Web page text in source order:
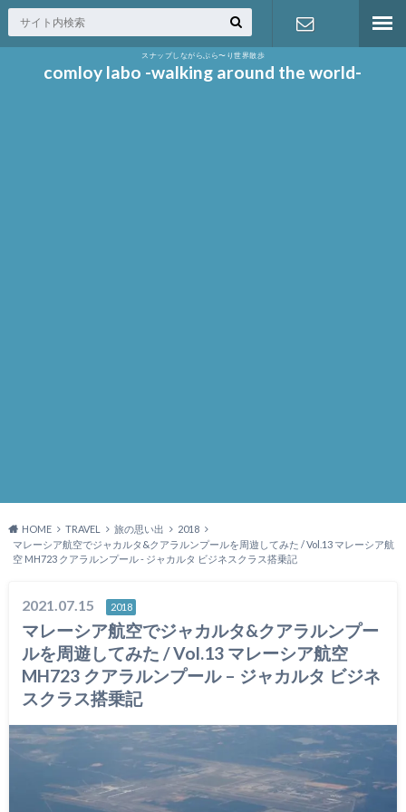
スナップしながらぶら〜り世界散歩
comloy labo -walking around the world-
お問い合わ
HOME TRAVEL 旅の思い出
2018
マレーシア航空でジャカルタ&クアラルンプールを周遊してみた / Vol.13 マレーシア航
空 MH723 クアラルンプール - ジャカルタ ビジネスクラス搭乗記
2021.07.15 2018
マレーシア航空でジャカルタ&クアラルンプー
ルを周遊してみた / Vol.13 マレーシア航空
MH723 クアラルンプール – ジャカルタ ビジネ
スクラス搭乗記